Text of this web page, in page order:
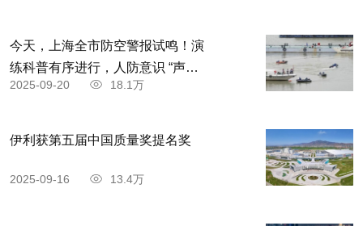
今天，上海全市防空警报试鸣！演
练科普有序进行，人防意识 “声入
人心”
2025-09-20 18.1万
伊利获第五届中国质量奖提名奖
2025-09-16 13.4万